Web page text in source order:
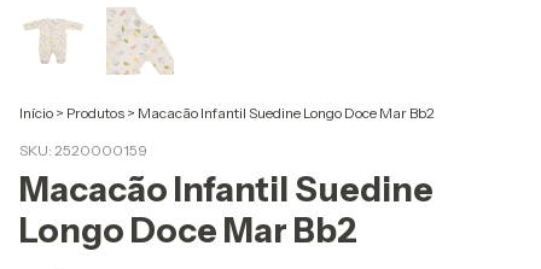
Início > Produtos > Macacão Infantil Suedine Longo Doce Mar Bb2
SKU: 2520000159
Macacão Infantil Suedine
Longo Doce Mar Bb2